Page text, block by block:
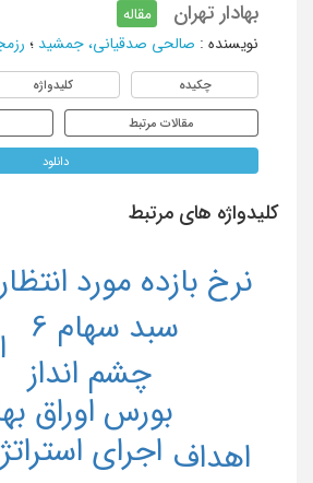
بهادار تهران
مقاله
نویسنده : صالحی صدقیانی، جمشید ؛
چکیده کلیدواژه
مقالات مرتبط
دانلود
کلیدواژه های مرتبط
اجرای
بورس اوراق
چشم انداز
سبد سهام 6
نرخ بازده مورد انتظار1
اهداف